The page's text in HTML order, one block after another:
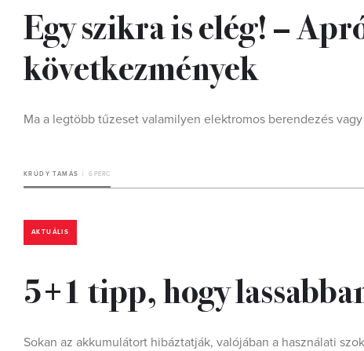
Egy szikra is elég! –
következmények
Ma a legtöbb tűzeset valamilyen elektromos berendezés
KRÚDY TAMÁS 6 PERC
AKTUÁLIS
5+1 tipp, hogy
Sokan az akkumulátort hibáztatják, valójában a használati